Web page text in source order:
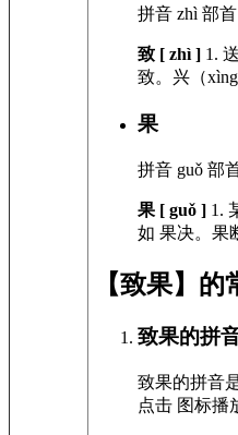
拼音 zhì 部首
致 [ zhì ] 1.
致。兴（xìng
果
拼音 guǒ 部
果 [ guǒ ] 1.
如 果决。果
【致果】
致果的拼
致果的拼音
点击 图标播